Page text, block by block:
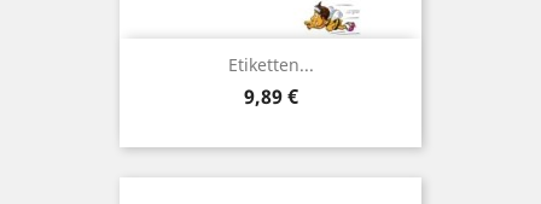
Etiketten...
Preis
9,89 €